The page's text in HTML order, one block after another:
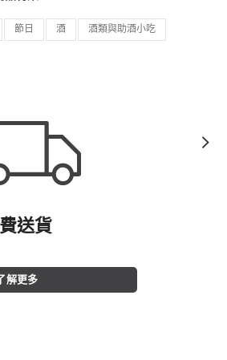
節日 酒 酒類與助酒小吃
送貨
了解更多